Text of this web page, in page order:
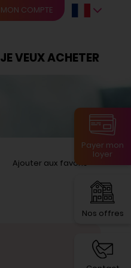
MON COMPTE
JE VEUX ACHETER
Ajouter aux favoris
Payer mon
loyer
Nos offres